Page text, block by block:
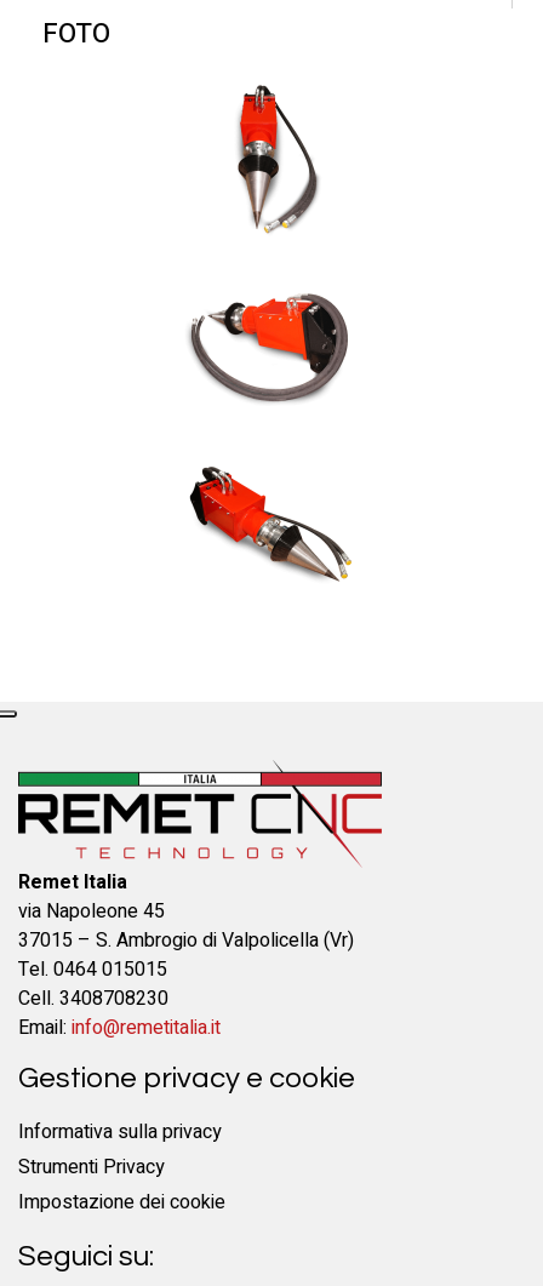
FOTO
Remet Italia
via Napoleone 45
37015 – S. Ambrogio di Valpolicella (Vr)
Tel. 0464 015015
Cell. 3408708230
Email: info@remetitalia.it
Gestione privacy e cookie
Informativa sulla privacy
Strumenti Privacy
Impostazione dei cookie
Seguici su: